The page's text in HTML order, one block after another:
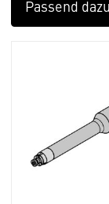
Passend dazu